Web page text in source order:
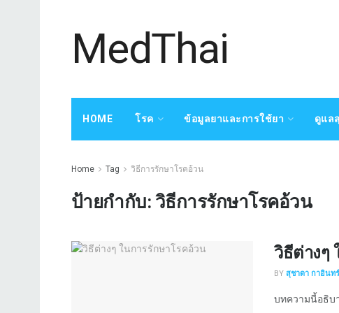
MedThai
HOME โรค ข้อมูลยาและการใช้ยา ดูแล
Home Tag วิธีการรักษาโรคอ้วน
ป้ายกำกับ: วิธีการรักษาโรคอ้วน
วิธีต่างๆ
BY สุชาดา กาอินท
บทความนี้อธิบา